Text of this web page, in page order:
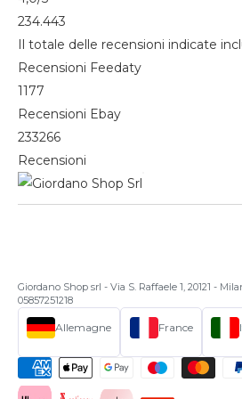
234.443
Il totale delle recensioni indicate
Recensioni Feedaty
1177
Recensioni Ebay
233266
Recensioni
Giordano Shop srl - Via S. Raffaele 1, 20121 -
05857251218
Allemagne France